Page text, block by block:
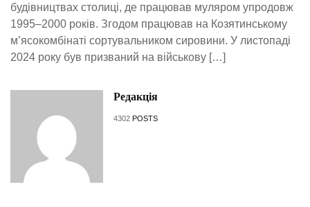
будівництвах столиці, де працював муляром упродовж
1995–2000 років. Згодом працював на Козятинському
м’ясокомбінаті сортувальником сировини. У листопаді
2024 року був призваний на військову […]
Редакція
4302 POSTS